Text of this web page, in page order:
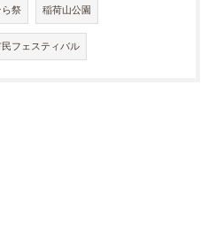
ら祭 稲荷山公園
民フェスティバル